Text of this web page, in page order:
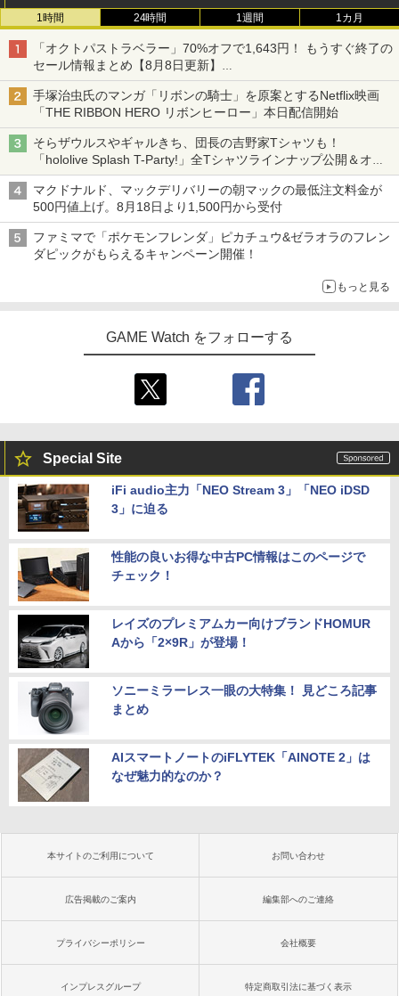
1時間 24時間 1週間 1カ月
「オクトパストラベラー」70%オフで1,643円！ もうすぐ終了の
セール情報まとめ【8月8日更新】
ニンテンドーeショップでは「大神 絶景版」が67%オフで990円
手塚治虫氏のマンガ「リボンの騎士」を原案とするNetflix映画
「THE RIBBON HERO リボンヒーロー」本日配信開始
そらザウルスやギャルきち、団長の吉野家Tシャツも！
「hololive Splash T-Party!」全Tシャツラインナップ公開＆オン
ライン販売開始
マクドナルド、マックデリバリーの朝マックの最低注文料金が
500円値上げ。8月18日より1,500円から受付
ファミマで「ポケモンフレンダ」ピカチュウ&ゼラオラのフレン
ダピックがもらえるキャンペーン開催！
もっと見る
GAME Watch をフォローする
Special Site
iFi audio主力「NEO Stream 3」「NEO iDSD
3」に迫る
性能の良いお得な中古PC情報はこのページで
チェック！
レイズのプレミアムカー向けブランドHOMUR
Aから「2×9R」が登場！
ソニーミラーレス一眼の大特集！ 見どころ記事
まとめ
AIスマートノートのiFLYTEK「AINOTE 2」は
なぜ魅力的なのか？
本サイトのご利用について お問い合わせ
広告掲載のご案内 編集部へのご連絡
プライバシーポリシー 会社概要
インプレスグループ 特定商取引法に基づく表示